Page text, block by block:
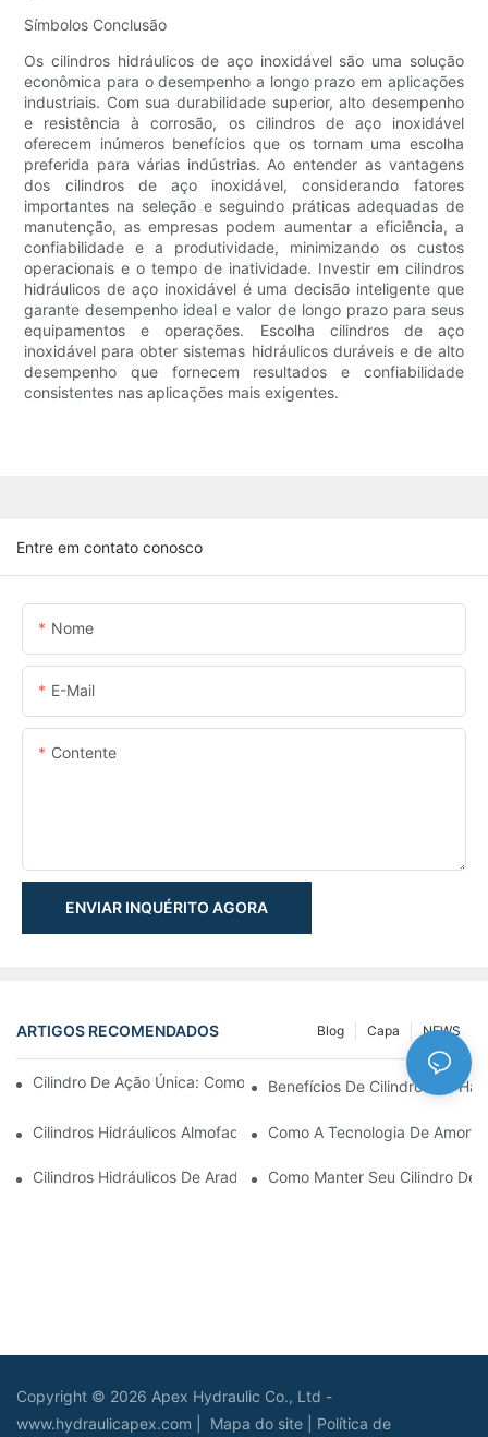
Símbolos Conclusão
Os cilindros hidráulicos de aço inoxidável são uma solução
econômica para o desempenho a longo prazo em aplicações
industriais. Com sua durabilidade superior, alto desempenho
e resistência à corrosão, os cilindros de aço inoxidável
oferecem inúmeros benefícios que os tornam uma escolha
preferida para várias indústrias. Ao entender as vantagens
dos cilindros de aço inoxidável, considerando fatores
importantes na seleção e seguindo práticas adequadas de
manutenção, as empresas podem aumentar a eficiência, a
confiabilidade e a produtividade, minimizando os custos
operacionais e o tempo de inatividade. Investir em cilindros
hidráulicos de aço inoxidável é uma decisão inteligente que
garante desempenho ideal e valor de longo prazo para seus
equipamentos e operações. Escolha cilindros de aço
inoxidável para obter sistemas hidráulicos duráveis ​​e de alto
desempenho que fornecem resultados e confiabilidade
consistentes nas aplicações mais exigentes.
Entre em contato conosco
Nome
E-Mail
Contente
ENVIAR INQUÉRITO AGORA
ARTIGOS RECOMENDADOS NEWS
Capa
Blog
Cilindro De Ação Única: Como Funciona & Aplicações Comuns
Benefícios De Cilindros De
Cilindros Hidráulicos Almofadados: Reduzindo O Impacto &
Como A Tecnologia De
Cilindros Hidráulicos De Arado De Neve: Principais Recursos
Como Manter Seu Cilindro De
Copyright © 2026 Apex Hydraulic Co., Ltd -
www.hydraulicapex.com | Mapa do site Política de